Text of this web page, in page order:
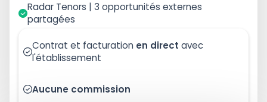
Radar Tenors | 3 opportunités externes
partagées
Contrat et facturation en direct avec
l'établissement
Aucune commission